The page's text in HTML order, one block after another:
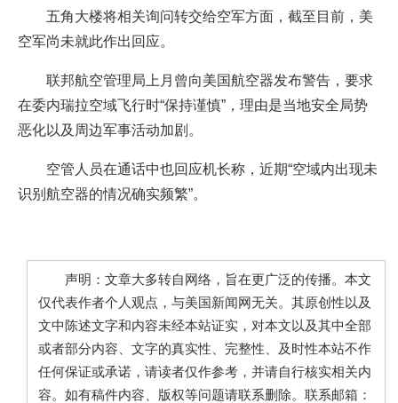
五角大楼将相关询问转交给空军方面，截至目前，美
空军尚未就此作出回应。
联邦航空管理局上月曾向美国航空器发布警告，要求
在委内瑞拉空域飞行时“保持谨慎”，理由是当地安全局势
恶化以及周边军事活动加剧。
空管人员在通话中也回应机长称，近期“空域内出现未
识别航空器的情况确实频繁”。
声明：文章大多转自网络，旨在更广泛的传播。本文
仅代表作者个人观点，与美国新闻网无关。其原创性以及
文中陈述文字和内容未经本站证实，对本文以及其中全部
或者部分内容、文字的真实性、完整性、及时性本站不作
任何保证或承诺，请读者仅作参考，并请自行核实相关内
容。如有稿件内容、版权等问题请联系删除。联系邮箱：